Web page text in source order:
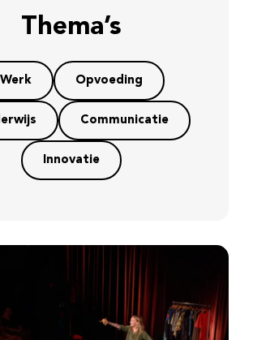
Thema’s
Werk Opvoeding
Communicatie
Innovatie